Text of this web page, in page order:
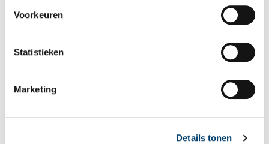
Voorkeuren
Statistieken
Marketing
Details tonen
Feestjurkje achterzijde, met Amerikaanse- en Sovjetvlag. Foto: Verzetsmuseum
Amsterdam.